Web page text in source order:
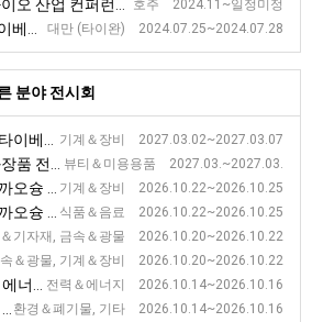
호주 2024.11~일정미정
컨퍼런스 및 전시회
대만 (타이완) 2024.07.25~2024.07.28
Taiwan]
분야 전시회
기계＆장비 2027.03.02~2027.03.07
[TIMTOS]
뷰티＆미용용품 2027.03.~2027.03.
뷰티월드)
기계＆장비 2026.10.22~2026.10.25
HORECA]
식품＆음료 2026.10.22~2026.10.25
FOOD SHOW]
＆기자재, 금속＆광물 2026.10.20~2026.10.22
＆광물, 기계＆장비 2026.10.20~2026.10.22
전력＆에너지 2026.10.14~2026.10.16
Taiwan]
환경＆폐기물, 기타 2026.10.14~2026.10.16